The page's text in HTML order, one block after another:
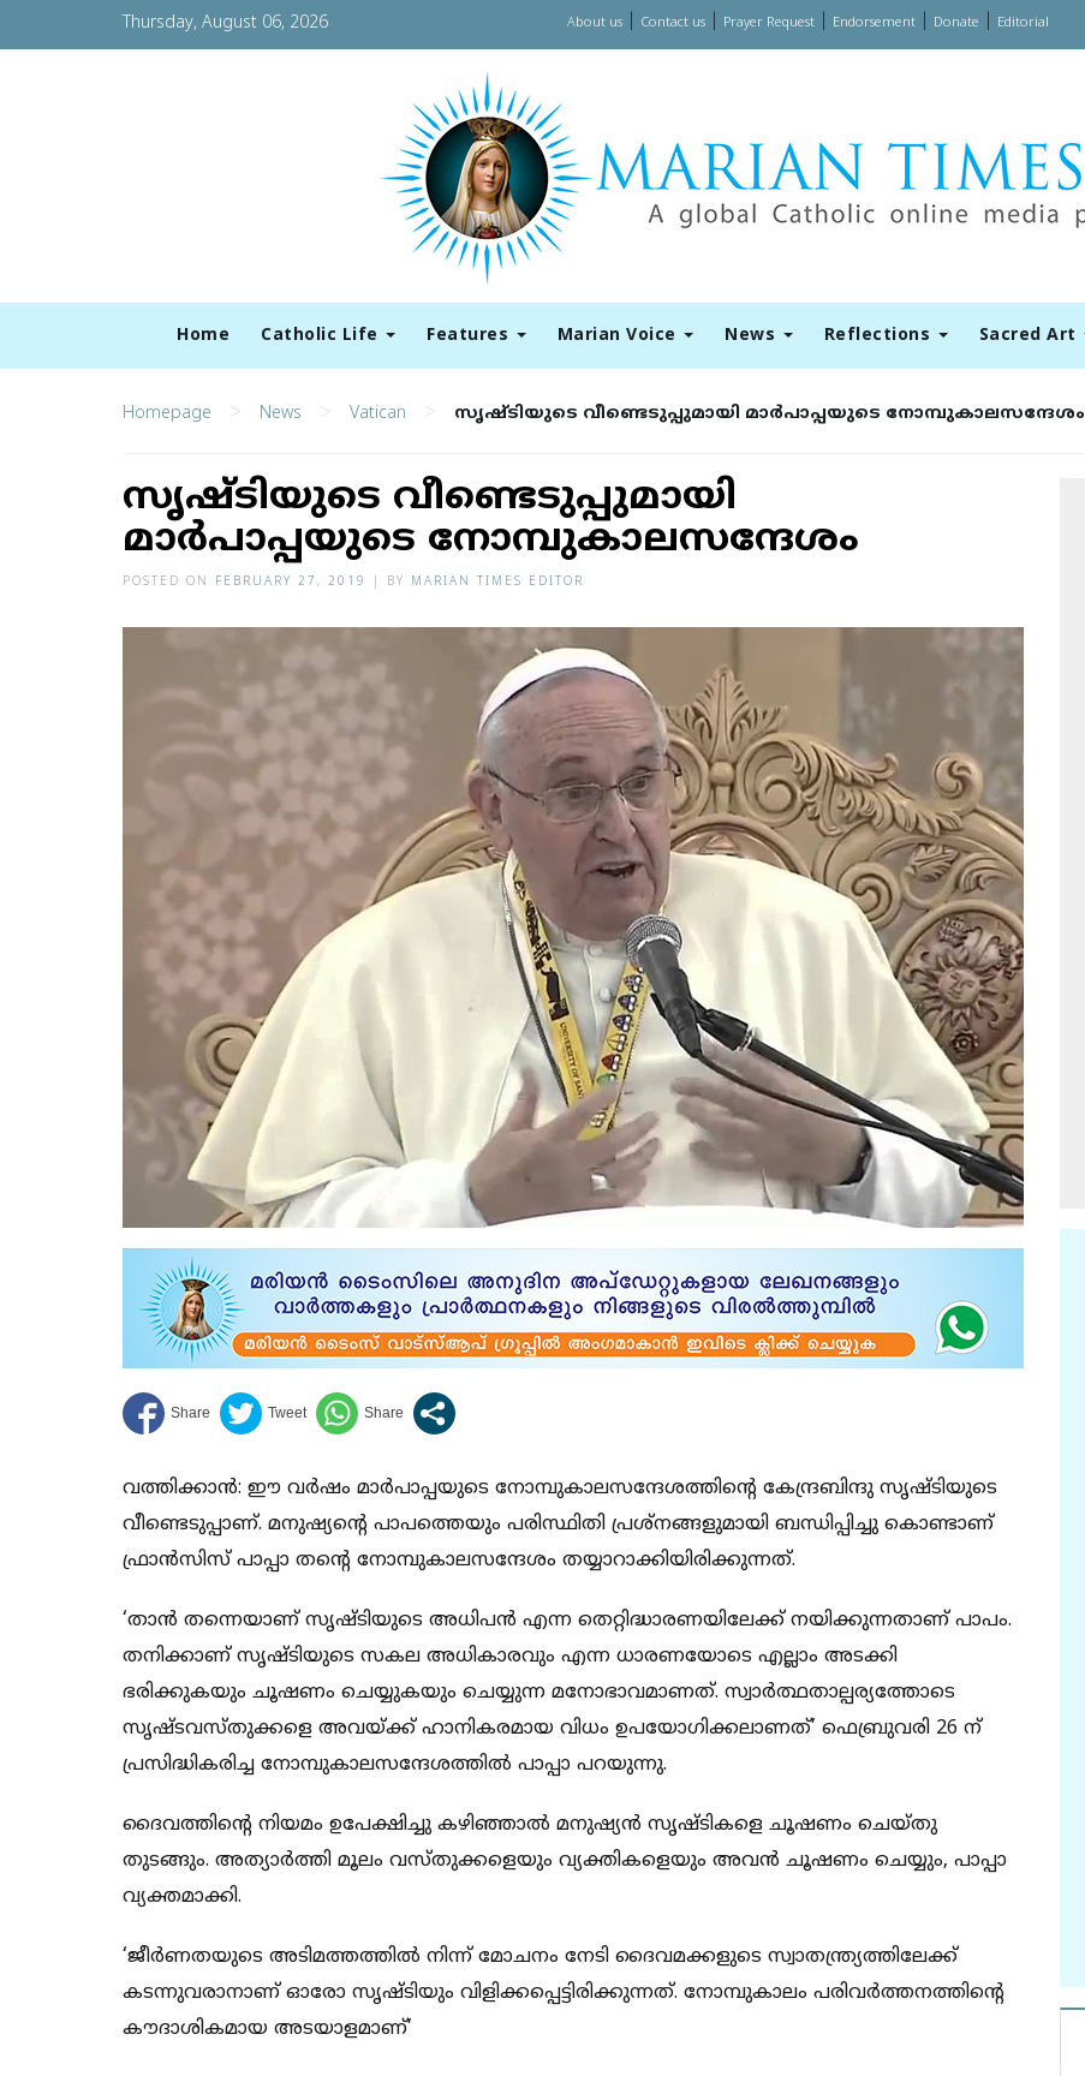
Thursday, August 06, 2026 About us| Contact us| Prayer Request| Endorsement| Donate Editorial
Home Catholic Life Features Marian Voice News Reflections Sacred Art
Homepage > News > Vatican > സൃഷ്ടിയുടെ വീണ്ടെടുപ്പുമായി മാര്‍പാപ്പയുടെ നോമ്പുകാലസന്ദേശം
സൃഷ്ടിയുടെ വീണ്ടെടുപ്പുമായി
മാര്‍പാപ്പയുടെ നോമ്പുകാലസന്ദേശം
POSTED ON FEBRUARY 27, 2019 BY MARIAN TIMES EDITOR
വത്തിക്കാന്‍: ഈ വര്‍ഷം മാര്‍പാപ്പയുടെ നോമ്പുകാലസന്ദേശത്തിന്റെ കേന്ദ്രബിന്ദു സൃഷ്ടിയുടെ
വീണ്ടെടുപ്പാണ്. മനുഷ്യന്റെ പാപത്തെയും പരിസ്ഥിതി പ്രശ്‌നങ്ങളുമായി ബന്ധിപ്പിച്ചു കൊണ്ടാണ്
ഫ്രാന്‍സിസ് പാപ്പാ തന്റെ നോമ്പുകാലസന്ദേശം തയ്യാറാക്കിയിരിക്കുന്നത്.
‘താന്‍ തന്നെയാണ് സൃഷ്ടിയുടെ അധിപന്‍ എന്ന തെറ്റിദ്ധാരണയിലേക്ക് നയിക്കുന്നതാണ് പാപം.
തനിക്കാണ് സൃഷ്ടിയുടെ സകല അധികാരവും എന്ന ധാരണയോടെ എല്ലാം അടക്കി
ഭരിക്കുകയും ചൂഷണം ചെയ്യുകയും ചെയ്യുന്ന മനോഭാവമാണത്. സ്വാര്‍ത്ഥതാല്പര്യത്തോടെ
സൃഷ്ടവസ്തുക്കളെ അവയ്ക്ക് ഹാനികരമായ വിധം ഉപയോഗിക്കലാണത്’ ഫെബ്രുവരി 26 ന്
പ്രസിദ്ധികരിച്ച നോമ്പുകാലസന്ദേശത്തില്‍ പാപ്പാ പറയുന്നു.
ദൈവത്തിന്റെ നിയമം ഉപേക്ഷിച്ചു കഴിഞ്ഞാല്‍ മനുഷ്യന്‍ സൃഷ്ടികളെ ചൂഷണം ചെയ്തു
തുടങ്ങും. അത്യാര്‍ത്തി മൂലം വസ്തുക്കളെയും വ്യക്തികളെയും അവന്‍ ചൂഷണം ചെയ്യും, പാപ്പാ
വ്യക്തമാക്കി.
‘ജീര്‍ണതയുടെ അടിമത്തത്തില്‍ നിന്ന് മോചനം നേടി ദൈവമക്കളുടെ സ്വാതന്ത്ര്യത്തിലേക്ക്
കടന്നുവരാനാണ് ഓരോ സൃഷ്ടിയും വിളിക്കപ്പെട്ടിരിക്കുന്നത്. നോമ്പുകാലം പരിവര്‍ത്തനത്തിന്റെ
കൗദാശികമായ അടയാളമാണ്’